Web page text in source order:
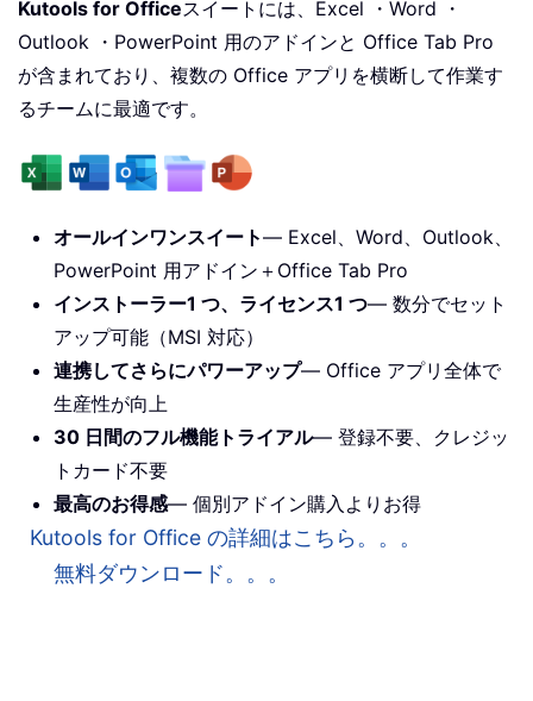
Kutools for Officeスイートには、Excel ・Word ・
Outlook ・PowerPoint 用のアドインと Office Tab Pro
が含まれており、複数の Office アプリを横断して作業す
るチームに最適です。
オールインワンスイート— Excel、Word、Outlook、
PowerPoint 用アドイン＋Office Tab Pro
インストーラー1 つ、ライセンス1 つ— 数分でセット
アップ可能（MSI 対応）
連携してさらにパワーアップ— Office アプリ全体で
生産性が向上
30 日間のフル機能トライアル— 登録不要、クレジッ
トカード不要
最高のお得感— 個別アドイン購入よりお得
Kutools for Office の詳細はこちら。。。
無料ダウンロード。。。